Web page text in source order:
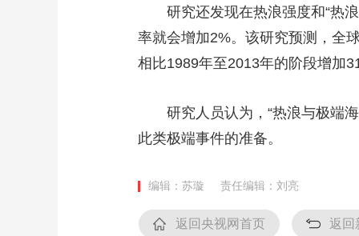
CCTV.节目官网 直播 节目单 栏目 片库
研究还发现在热浪强度和“热浪
率就会增加2%。该研究预测，全
相比1989年至2013年的阶段增加
研究人员认为，“热浪与极端海
此类极端事件的准备。
编辑：苏璇 责任编辑：刘亮
返回央视网首页 返回